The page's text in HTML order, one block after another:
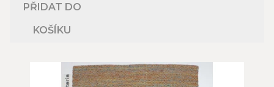
PŘIDAT DO
KOŠÍKU